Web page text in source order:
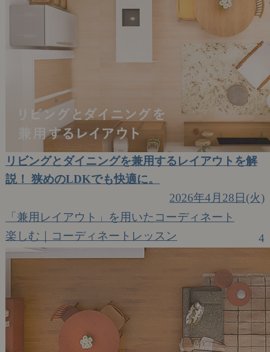
リビングとダイニングを兼用するレイアウトを解
説！ 狭めのLDKでも快適に。
2026年4月28日(火)
「兼用レイアウト」を用いたコーディネート
楽しむ｜コーディネートレッスン
4